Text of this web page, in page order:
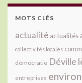
MOTS CLÉS
actualité actualités
collectivités locales
démocratie Déville
entreprises